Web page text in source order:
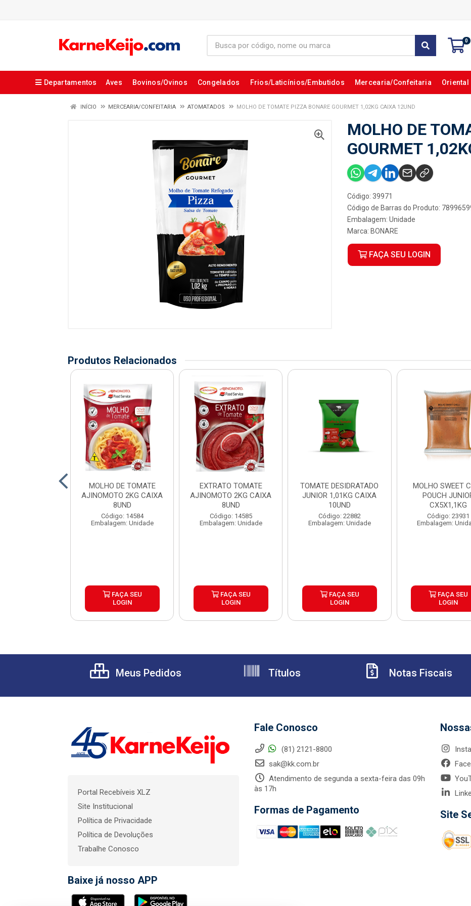
0
Departamentos Aves Bovinos/Ovinos Congelados Frios/Laticínios/Embutidos Mercearia/Confeitaria Oriental
INÍCIO MERCEARIA/CONFEITARIA ATOMATADOS MOLHO DE TOMATE PIZZA BONARE GOURMET 1,02KG CAIXA 12UND
MOLHO DE
GOURMET
Código: 39971
Código de Barras do Produto:
Embalagem: Unidade
Marca: BONARE
FAÇA SEU LOGIN
Produtos Relacionados
MOLHO DE TOMATE
AJINOMOTO 2KG CAIXA
8UND
Código: 14584
Embalagem: Unidade
FAÇA SEU
LOGIN
EXTRATO TOMATE
AJINOMOTO 2KG CAIXA
8UND
Código: 14585
Embalagem: Unidade
FAÇA SEU
LOGIN
TOMATE DESIDRATADO
JUNIOR 1,01KG CAIXA
10UND
Código: 22882
Embalagem: Unidade
FAÇA SEU
LOGIN
MOLHO SWEET
POUCH
CX5X1,1KG
Código: 23931
Embalagem:
FAÇA SEU
LOGIN
Meus Pedidos Títulos Notas Fiscais
Portal Recebíveis XLZ
Site Institucional
Política de Privacidade
Política de Devoluções
Trabalhe Conosco
Baixe já nosso APP
Fale Conosco
(81) 2121-8800
sak@kk.com.br
Atendimento de segunda a sexta-feira das 09h
às 17h
Formas de Pagamento Site